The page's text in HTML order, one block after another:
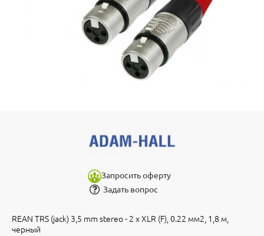
Запросить оферту
Задать вопрос
REAN TRS (jack) 3,5 mm stereo - 2 x XLR (F), 0.22 мм2, 1,8 м,
черный